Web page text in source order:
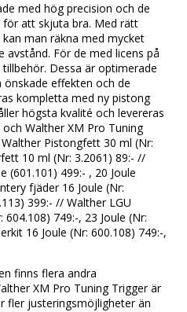
med hög precision och de
för att skjuta bra. Med rätt
man räkna med mycket
avstånd. För de med licens på
Dessa är optimerade
effekten och de
kompletta med ny pistong
högsta kvalité och levereras
Walther XM Pro Tuning
Pistongfett 30 ml (Nr:
10 ml (Nr: 3.2061) 89:- //
(601.101) 499:- , 20 Joule
fjäder 16 Joule (Nr:
399:- // Walther LGU
749:-, 23 Joule (Nr:
16 Joule (Nr: 600.108) 749:-,
finns flera andra
XM Pro Tuning Trigger är
fler justeringsmöjligheter än